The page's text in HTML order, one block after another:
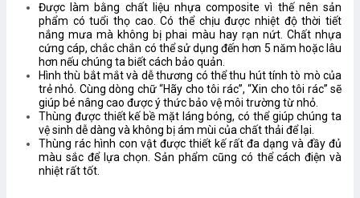
Được làm bằng chất liệu nhựa composite vì thế nên sản
phẩm có tuổi thọ cao. Có thể chịu được nhiệt độ thời tiết
nắng mưa mà không bị phai màu hay rạn nứt. Chất nhựa
cứng cáp, chắc chắn có thể sử dụng đến hơn 5 năm hoặc lâu
hơn nếu chúng ta biết cách bảo quản.
Hình thù bắt mắt và dễ thương có thể thu hút tính tò mò của
trẻ nhỏ. Cùng dòng chữ “Hãy cho tôi rác”, “Xin cho tôi rác” sẽ
giúp bé nâng cao được ý thức bảo vệ môi trường từ nhỏ.
Thùng được thiết kế bề mặt láng bóng, có thể giúp chúng ta
vệ sinh dễ dàng và không bị ám mùi của chất thải để lại.
Thùng rác hình con vật được thiết kế rất đa dạng và đầy đủ
màu sắc để lựa chọn. Sản phẩm cũng có thể cách điện và
nhiệt rất tốt.